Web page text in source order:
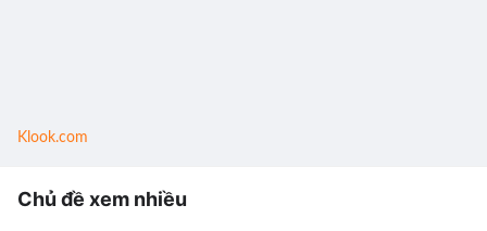
Klook.com
Chủ đề xem nhiều